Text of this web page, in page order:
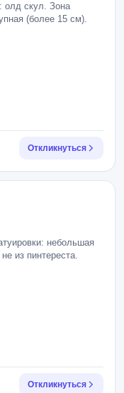
олд скул. Зона
(более 15 см).
Откликнуться
небольшая
из пинтереста.
Откликнуться